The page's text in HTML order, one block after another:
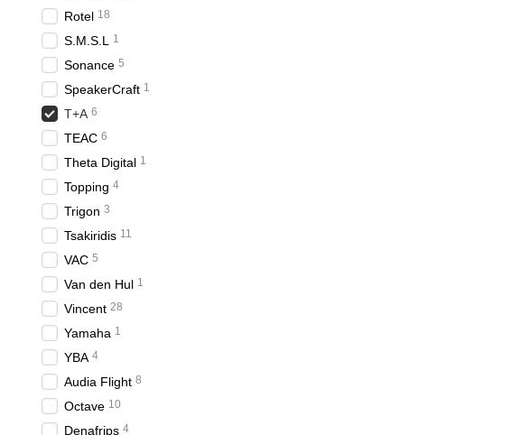
Rotel 18
S.M.S.L 1
Sonance 5
SpeakerCraft 1
T+A 6
TEAC 6
Theta Digital 1
Topping 4
Trigon 3
Tsakiridis 11
VAC 5
Van den Hul 1
Vincent 28
Yamaha 1
YBA 4
Audia Flight 8
Octave 10
Denafrips 4